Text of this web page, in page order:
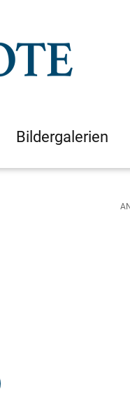
Bildergalerien